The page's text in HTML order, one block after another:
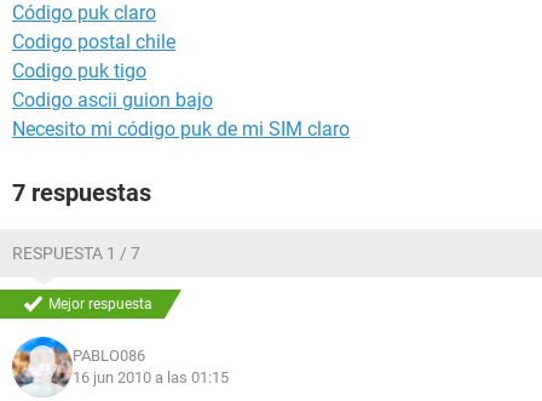
Código puk claro
Codigo postal chile
Codigo puk tigo
Codigo ascii guion bajo
Necesito mi código puk de mi SIM claro
7 respuestas
RESPUESTA 1 / 7
Mejor respuesta
PABLO086
16 jun 2010 a las 01:15